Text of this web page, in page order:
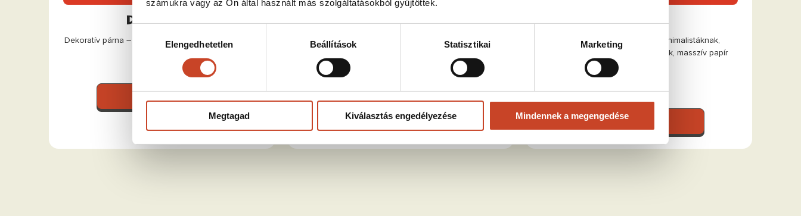
számukra vagy az Ön által használt más szolgáltatásokból gyűjtöttek.
kiválasztásaElengedhetetlen Beállítások Statisztikai Marketing
Megtagad Kiválasztás engedélyezése Mindennek a megengedése
Díszpárna
Dekoratív párna – karakteres kiegészítő otthonodba
4990 Ft
Bonsai
Egy darabka harmónia a polcra – keleti stílus,
Tovább
Buddha
A nyugalom szimbóluma – minimalistáknak,
meditálóknak, stílus rajongóknak, masszív papír
4990 Ft
Tovább